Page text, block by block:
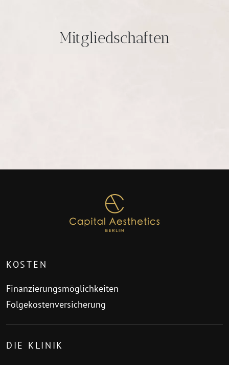
Mitgliedschaften
KOSTEN
Finanzierungsmöglichkeiten
Folgekostenversicherung
DIE KLINIK